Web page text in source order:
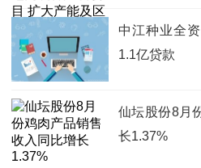
中江种业全
1.1亿贷款
仙坛股份8月
长1.37%